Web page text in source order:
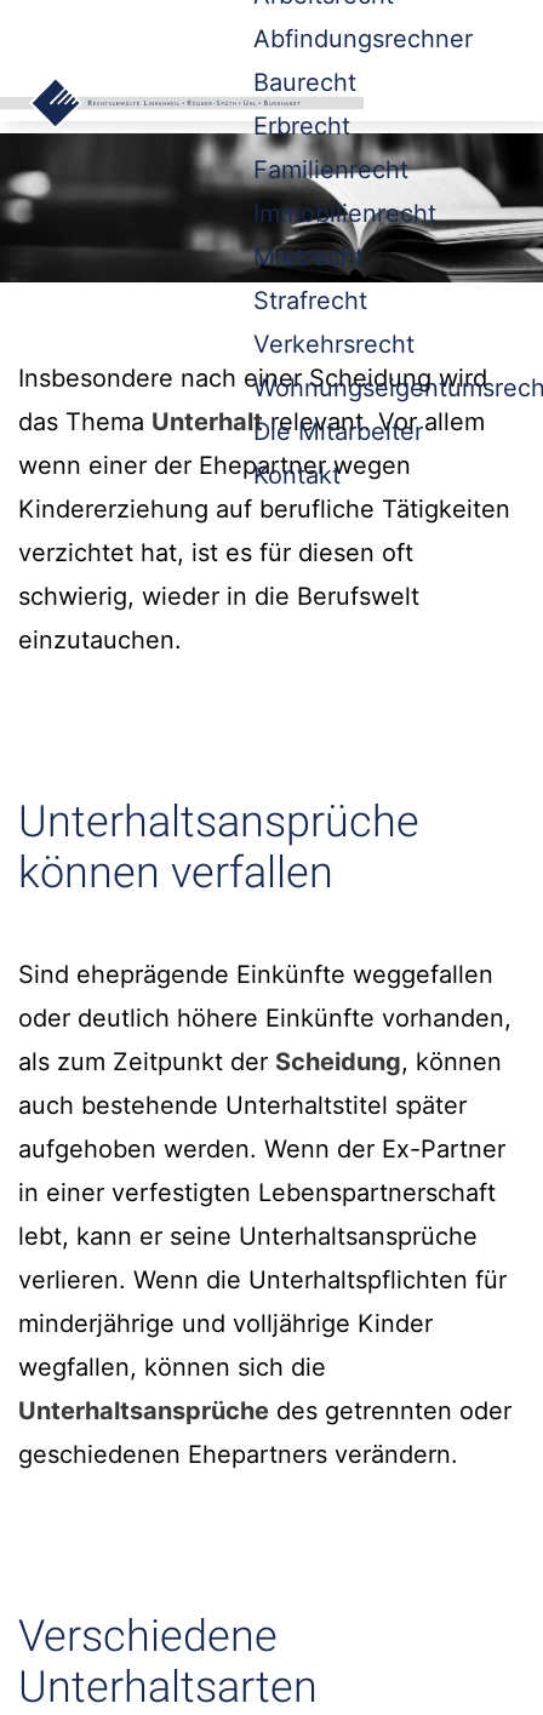
Abfindungsrechner
Baurecht
Erbrecht
Familienrecht
Immobilienrecht
Mietrecht
Strafrecht
Verkehrsrecht
Die Mitarbeiter
Kontakt
Insbesondere nach einer Scheidung wird
das Thema Unterhaltrelevant. Vor allem
wenn einer der Ehepartner wegen
Kindererziehung auf berufliche Tätigkeiten
verzichtet hat, ist es für diesen oft
schwierig, wieder in die Berufswelt
einzutauchen.
Unterhaltsansprüche
können verfallen
Sind eheprägende Einkünfte weggefallen
oder deutlich höhere Einkünfte vorhanden,
als zum Zeitpunkt der Scheidung, können
auch bestehende Unterhaltstitel später
aufgehoben werden. Wenn der Ex-Partner
in einer verfestigten Lebenspartnerschaft
lebt, kann er seine Unterhaltsansprüche
verlieren. Wenn die Unterhaltspflichten für
minderjährige und volljährige Kinder
wegfallen, können sich die
Unterhaltsansprüche des getrennten oder
geschiedenen Ehepartners verändern.
Verschiedene
Unterhaltsarten